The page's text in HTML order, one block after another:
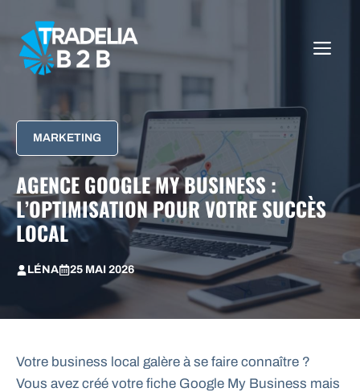
contenu
MARKETING
AGENCE GOOGLE MY BUSINESS :
L’OPTIMISATION POUR VOTRE SUCCÈS
LOCAL
LÉNA 25 MAI 2026
Votre business local galère à se faire connaître ?
Vous avez créé votre fiche Google My Business mais